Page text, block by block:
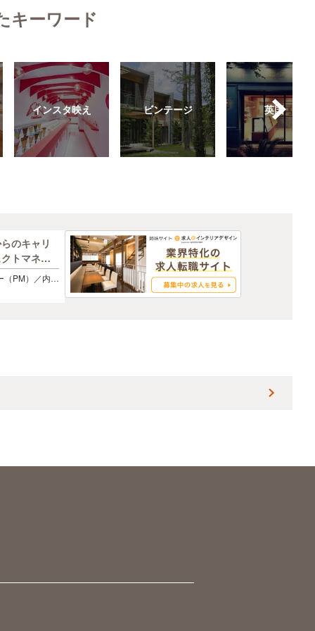
キーワード
インスタ映え ビンテージ 英国
のキャリ
トマネー
（PM）／内